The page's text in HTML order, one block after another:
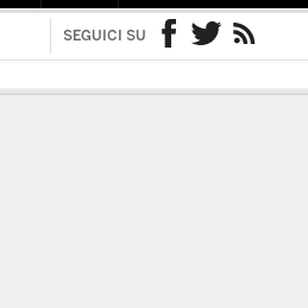
SEGUICI SU